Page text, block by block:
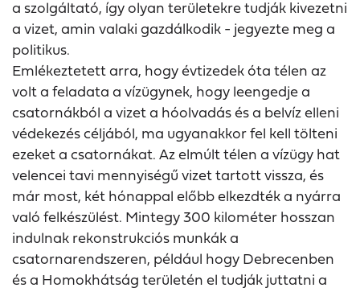
a szolgáltató, így olyan területekre tudják kivezetni
a vizet, amin valaki gazdálkodik - jegyezte meg a
politikus.
Emlékeztetett arra, hogy évtizedek óta télen az
volt a feladata a vízügynek, hogy leengedje a
csatornákból a vizet a hóolvadás és a belvíz elleni
védekezés céljából, ma ugyanakkor fel kell tölteni
ezeket a csatornákat. Az elmúlt télen a vízügy hat
velencei tavi mennyiségű vizet tartott vissza, és
már most, két hónappal előbb elkezdték a nyárra
való felkészülést. Mintegy 300 kilométer hosszan
indulnak rekonstrukciós munkák a
csatornarendszeren, például hogy Debrecenben
és a Homokhátság területén el tudják juttatni a